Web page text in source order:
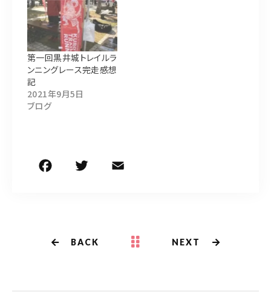
第一回黒井城トレイルラ
ンニングレース完走感想
記
2021年9月5日
ブログ
b
o
r
BACK NEXT